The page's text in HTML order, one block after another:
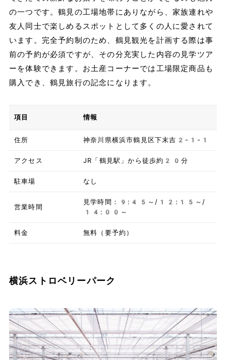
の一つです。鶴見の工場地帯にありながら、家族連れや
友人同士で楽しめるスポットとして多くの人に愛されて
います。完全予約制のため、鶴見観光を計画する際は事
前の予約が必須ですが、その分充実した内容の見学ツア
ーを体験できます。お土産コーナーでは工場限定商品も
購入でき、鶴見旅行の記念になります。
項目 情報
住所 神奈川県横浜市鶴見区下末吉2-1-1
アクセス JR「鶴見駅」から徒歩約20分
駐車場 なし
営業時間
見学時間：9:45～/12:15～/
14:00～
料金 無料（要予約）
横浜ストロベリーパーク